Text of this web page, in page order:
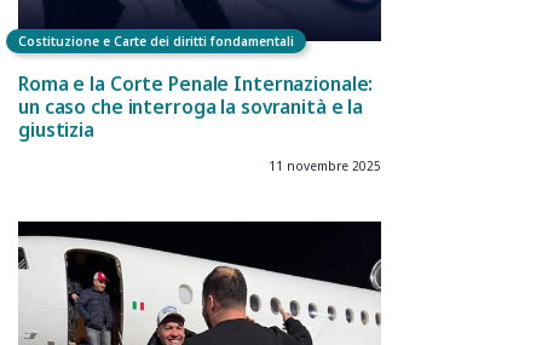
Costituzione e Carte dei diritti fondamentali
Roma e la Corte Penale Internazionale:
un caso che interroga la sovranità e la
giustizia
11 novembre 2025